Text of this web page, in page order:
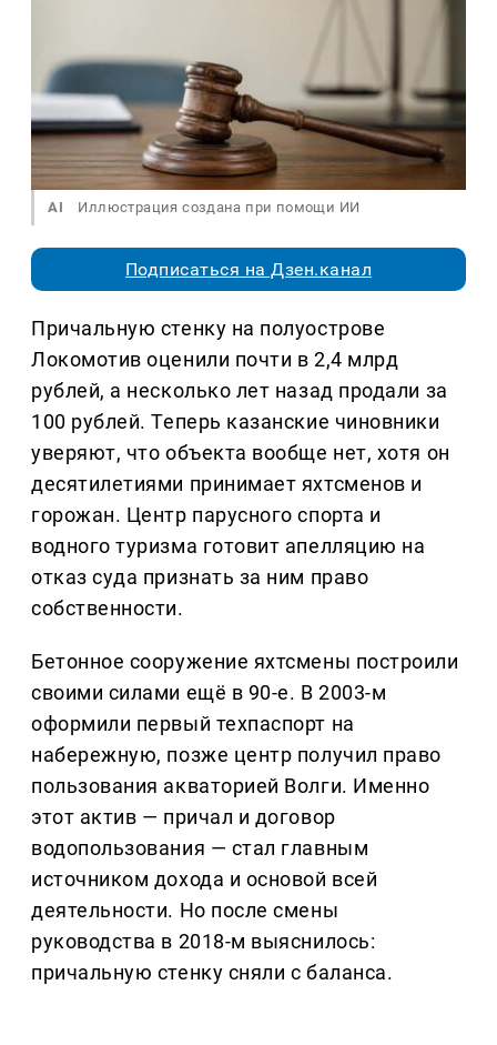
AI Иллюстрация создана при помощи ИИ
Подписаться на Дзен.канал
Причальную стенку на полуострове
Локомотив оценили почти в 2,4 млрд
рублей, а несколько лет назад продали за
100 рублей. Теперь казанские чиновники
уверяют, что объекта вообще нет, хотя он
десятилетиями принимает яхтсменов и
горожан. Центр парусного спорта и
водного туризма готовит апелляцию на
отказ суда признать за ним право
собственности.
Бетонное сооружение яхтсмены построили
своими силами ещё в 90-е. В 2003-м
оформили первый техпаспорт на
набережную, позже центр получил право
пользования акваторией Волги. Именно
этот актив — причал и договор
водопользования — стал главным
источником дохода и основой всей
деятельности. Но после смены
руководства в 2018-м выяснилось:
причальную стенку сняли с баланса.